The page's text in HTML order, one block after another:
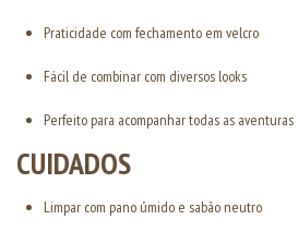
Praticidade com fechamento em velcro
Fácil de combinar com diversos looks
Perfeito para acompanhar todas as aventuras
CUIDADOS
Limpar com pano úmido e sabão neutro